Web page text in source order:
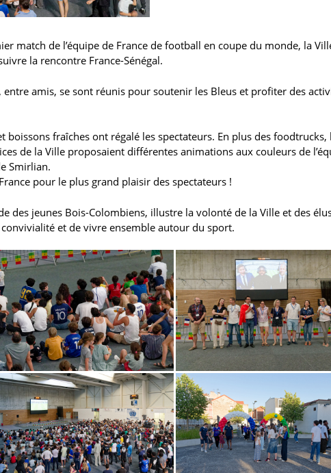
match de l’équipe de France de football en coupe du monde, la
la rencontre France-Sénégal.
amis, se sont réunis pour soutenir les Bleus et profiter des
boissons fraîches ont régalé les spectateurs. En plus des foodtrucks,
de la Ville proposaient différentes animations aux couleurs de
Smirlian.
pour le plus grand plaisir des spectateurs !
des jeunes Bois-Colombiens, illustre la volonté de la Ville et des
et de vivre ensemble autour du sport.